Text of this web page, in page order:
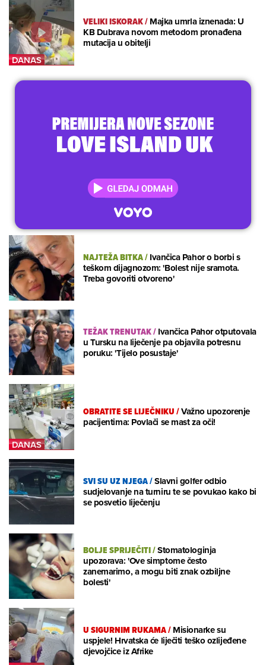
VELIKI ISKORAK/Majka umrla iznenada: U
KB Dubrava novom metodom pronađena
mutacija u obitelji
NAJTEŽA BITKA/Ivančica Pahor o borbi s
teškom dijagnozom: 'Bolest nije sramota.
Treba govoriti otvoreno'
TEŽAK TRENUTAK/Ivančica Pahor otputovala
u Tursku na liječenje pa objavila potresnu
poruku: 'Tijelo posustaje'
OBRATITE SE LIJEČNIKU/Važno upozorenje
pacijentima: Povlači se mast za oči!
SVI SU UZ NJEGA/Slavni golfer odbio
sudjelovanje na turniru te se povukao kako bi
se posvetio liječenju
BOLJE SPRIJEČITI/Stomatologinja
upozorava: 'Ove simptome često
zanemarimo, a mogu biti znak ozbiljne
bolesti'
U SIGURNIM RUKAMA/Misionarke su
uspjele! Hrvatska će liječiti teško ozlijeđene
djevojčice iz Afrike